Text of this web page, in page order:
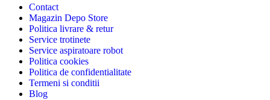
Contact
Magazin Depo Store
Politica livrare & retur
Service trotinete
Service aspiratoare robot
Politica cookies
Politica de confidentialitate
Termeni si conditii
Blog